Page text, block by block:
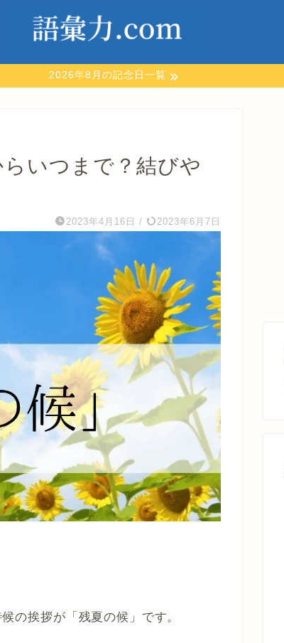
2026年8月の記念日一覧
らいつまで？結びや
2023年4月16日 / 2023年6月7日
の挨拶が「残夏の候」です。